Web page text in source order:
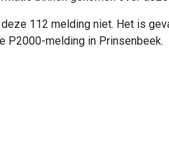
112 melding niet. Het is
P2000-melding in Prinsenbeek.